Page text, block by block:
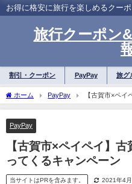
お得に格安に旅行を楽しめるクー
旅行クーポン
割引・クーポン PayPay 旅グ
ホーム PayPay
【古賀市×ペイ
ャンペーン
PayPay
【古賀市×ペイペイ】
ってくるキャンペーン
当サイトはPRを含みます。 2021年4月